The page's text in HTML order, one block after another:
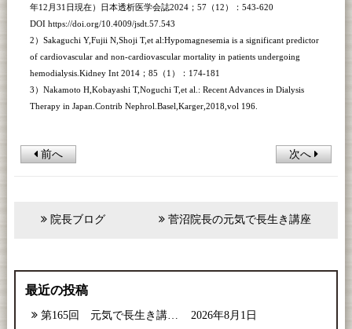
年12月31日現在）日本透析医学会誌2024；57（12）：543-620
DOI https://doi.org/10.4009/jsdt.57.543
2）Sakaguchi Y,Fujii N,Shoji T,et al:Hypomagnesemia is a significant predictor
of cardiovascular and non-cardiovascular mortality in patients undergoing
hemodialysis.Kidney Int 2014；85（1）：174-181
3）Nakamoto H,Kobayashi T,Noguchi T,et al.: Recent Advances in Dialysis
Therapy in Japan.Contrib Nephrol.Basel,Karger,2018,vol 196.
前へ 次へ
菅沼院長の元気で長生き講座
院長ブログ
最近の投稿
第165回 元気で長生き講座【2026年8月号】
2026年8月1日